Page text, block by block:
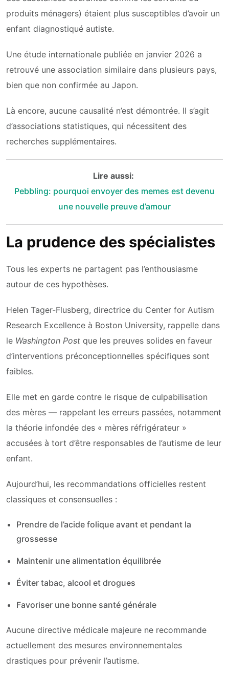
produits ménagers) étaient plus susceptibles d’avoir un
enfant diagnostiqué autiste.
Une étude internationale publiée en janvier 2026 a
retrouvé une association similaire dans plusieurs pays,
bien que non confirmée au Japon.
Là encore, aucune causalité n’est démontrée. Il s’agit
d’associations statistiques, qui nécessitent des
recherches supplémentaires.
Lire aussi:
Pebbling: pourquoi envoyer des memes est devenu
une nouvelle preuve d’amour
La prudence des spécialistes
Tous les experts ne partagent pas l’enthousiasme
autour de ces hypothèses.
Helen Tager-Flusberg, directrice du Center for Autism
Research Excellence à Boston University, rappelle dans
le Washington Post que les preuves solides en faveur
d’interventions préconceptionnelles spécifiques sont
faibles.
Elle met en garde contre le risque de culpabilisation
des mères — rappelant les erreurs passées, notamment
la théorie infondée des « mères réfrigérateur »
accusées à tort d’être responsables de l’autisme de leur
enfant.
Aujourd’hui, les recommandations officielles restent
classiques et consensuelles :
Prendre de l’acide folique avant et pendant la
grossesse
Maintenir une alimentation équilibrée
Éviter tabac, alcool et drogues
Favoriser une bonne santé générale
Aucune directive médicale majeure ne recommande
actuellement des mesures environnementales
drastiques pour prévenir l’autisme.